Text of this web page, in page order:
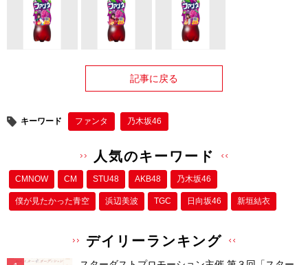
記事に戻る
キーワード ファンタ 乃木坂46
人気のキーワード
CMNOW CM STU48 AKB48 乃木坂46
僕が⾒たかった⻘空 浜辺美波 TGC 日向坂46 新垣結衣
デイリーランキング